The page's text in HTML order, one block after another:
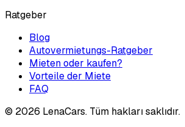
Ratgeber
Blog
Autovermietungs-Ratgeber
Mieten oder kaufen?
Vorteile der Miete
FAQ
© 2026 LenaCars. Tüm hakları saklıdır.